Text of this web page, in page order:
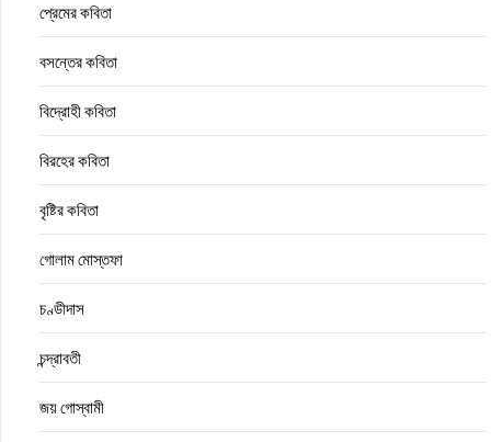
প্রেমের কবিতা
বসন্তের কবিতা
বিদ্রোহী কবিতা
বিরহের কবিতা
বৃষ্টির কবিতা
গোলাম মোস্তফা
চণ্ডীদাস
চন্দ্রাবতী
জয় গোস্বামী